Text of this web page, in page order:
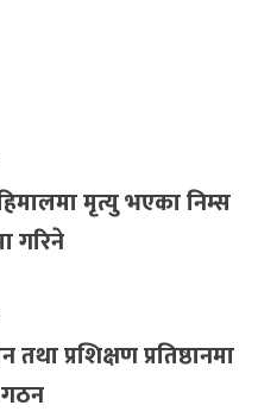
मृत्यु भएका निम्स
गरिने
प्रशिक्षण प्रतिष्ठानमा